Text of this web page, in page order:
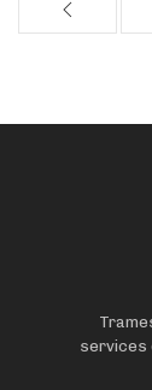
services